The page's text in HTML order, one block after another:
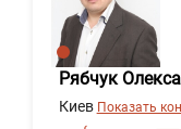
Рябчук
Киев Показать